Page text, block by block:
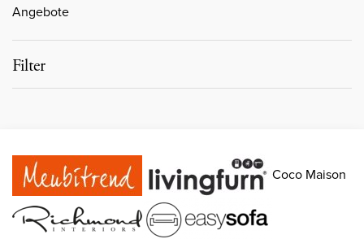
Angebote
Filter
Coco Maison